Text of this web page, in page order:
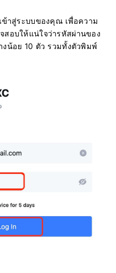
ข้าสู่ระบบของคุณ เพื่อความ
อบให้แน่ใจว่ารหัสผ่านของ
น้อย 10 ตัว รวมทั้งตัวพิมพ์